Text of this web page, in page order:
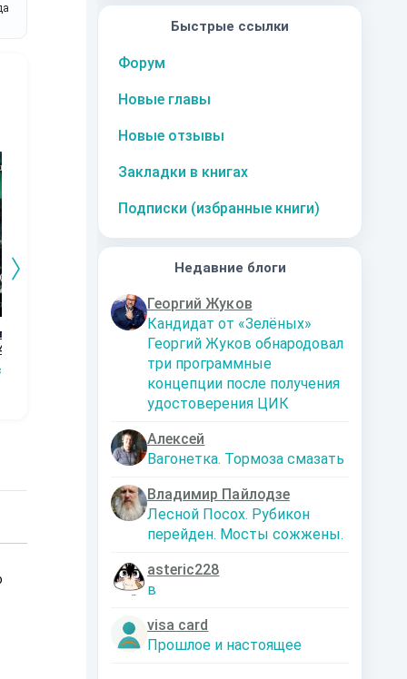
Быстрые ссылки
Форум
Новые главы
Новые отзывы
Закладки в книгах
Подписки (избранные книги)
Недавние блоги
Георгий Жуков
Кандидат от «Зелёных»
Георгий Жуков обнародовал
три программные
концепции после получения
удостоверения ЦИК
Алексей
Вагонетка. Тормоза смазать
Владимир Пайлодзе
Лесной Посох. Рубикон
перейден. Мосты сожжены.
asteric228
в
visa card
Прошлое и настоящее
Дорога к магии.
10 за часть
Графство
Пограничья.
Первые шаги.
Книга 2
Сергей Мясищев
Возвращение
Наталья